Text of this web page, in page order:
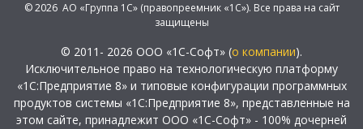
© 2026 АО «Группа 1С» (правопреемник «1С»). Все права на сайт
защищены
© 2011- 2026 ООО «1С-Софт» (о компании).
Исключительное право на технологическую платформу
«1С:Предприятие 8» и типовые конфигурации программных
продуктов системы «1С:Предприятие 8», представленные на
этом сайте, принадлежит ООО «1С-Софт» - 100% дочерней